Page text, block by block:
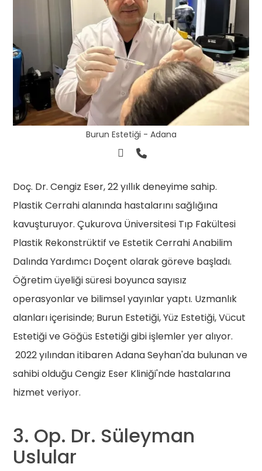
Burun Estetiği - Adana
Doç. Dr. Cengiz Eser, 22 yıllık deneyime sahip.
Plastik Cerrahi alanında hastalarını sağlığına
kavuşturuyor. Çukurova Üniversitesi Tıp Fakültesi
Plastik Rekonstrüktif ve Estetik Cerrahi Anabilim
Dalında Yardımcı Doçent olarak göreve başladı.
Öğretim üyeliği süresi boyunca sayısız
operasyonlar ve bilimsel yayınlar yaptı. Uzmanlık
alanları içerisinde; Burun Estetiği, Yüz Estetiği, Vücut
Estetiği ve Göğüs Estetiği gibi işlemler yer alıyor.
2022 yılından itibaren Adana Seyhan'da bulunan ve
sahibi olduğu Cengiz Eser Kliniği'nde hastalarına
hizmet veriyor.
3. Op. Dr. Süleyman
Uslular